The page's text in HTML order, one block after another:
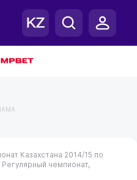
Казахстана 2014/15 по
Регулярный чемпионат,